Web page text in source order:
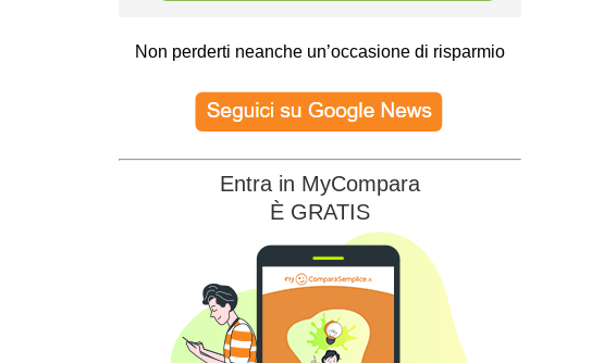
Non perderti neanche un’occasione di risparmio
Entra in MyCompara
È GRATIS